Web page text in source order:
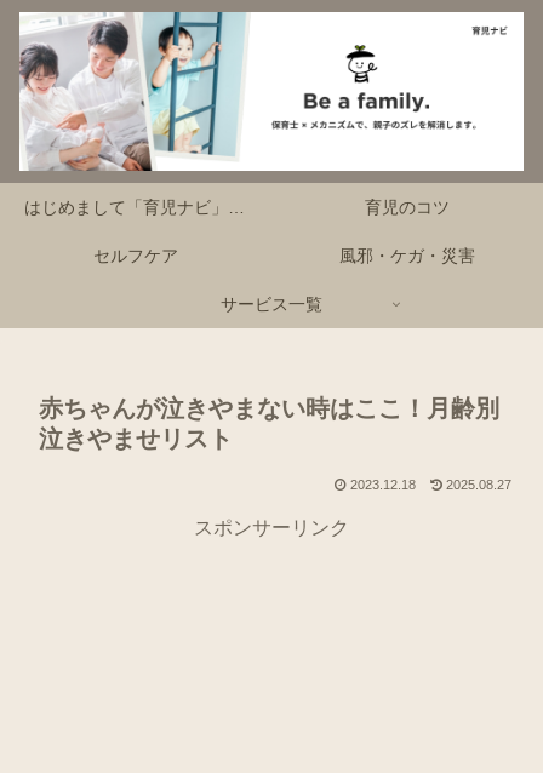
はじめまして「育児ナビ」です！ 育児のコツ
セルフケア 風邪・ケガ・災害
サービス一覧
赤ちゃんが泣きやまない時はここ！月齢別
泣きやませリスト
2023.12.18 2025.08.27
スポンサーリンク